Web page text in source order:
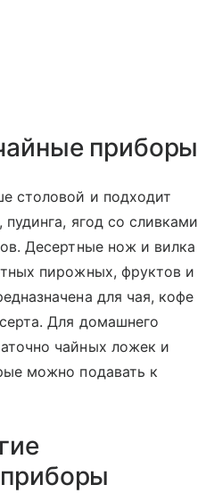
приборы
столовой и подходит
ягод со сливками
Десертные нож и вилка
пирожных, фруктов и
для чая, кофе
Для домашнего
чайных ложек и
можно подавать к